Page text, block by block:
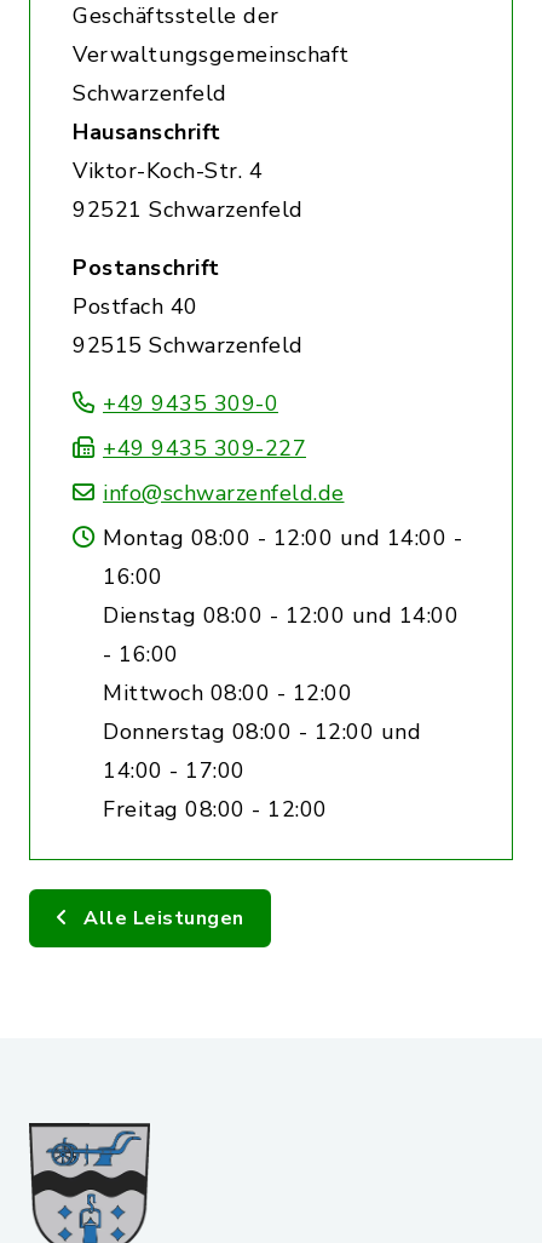
Geschäftsstelle der
Verwaltungsgemeinschaft
Schwarzenfeld
Hausanschrift
Viktor-Koch-Str. 4
92521 Schwarzenfeld
Postanschrift
Postfach 40
92515 Schwarzenfeld
+49 9435 309-0
+49 9435 309-227
info@schwarzenfeld.de
Montag 08:00 - 12:00 und 14:00 -
16:00
Dienstag 08:00 - 12:00 und 14:00
- 16:00
Mittwoch 08:00 - 12:00
Donnerstag 08:00 - 12:00 und
14:00 - 17:00
Freitag 08:00 - 12:00
Alle Leistungen